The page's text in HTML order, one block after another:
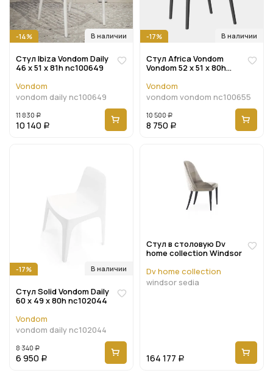
В наличии
-14%
Стул Ibiza Vondom Daily
46 x 51 x 81h nc100649
Vondom
vondom daily nc100649
11 830 Р
10 140 Р
В наличии
-17%
Стул Africa Vondom
Vondom 52 x 51 x 80h
Vondom
vondom vondom nc100655
10 500 Р
8 750 Р
В наличии
-17%
Стул Solid Vondom Daily
60 x 49 x 80h nc102044
Vondom
vondom daily nc102044
8 340 Р
6 950 Р
Стул в столовую Dv
home collection Windsor
Dv home collection
windsor sedia
164 177 Р